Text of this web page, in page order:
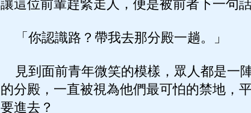
讓這位前輩趕緊走人，便是被前者下一句
「你認識路？帶我去那分殿一趟。」
見到面前青年微笑的模樣，眾人都是一
的分殿，一直被視為他們最可怕的禁地，
要進去？